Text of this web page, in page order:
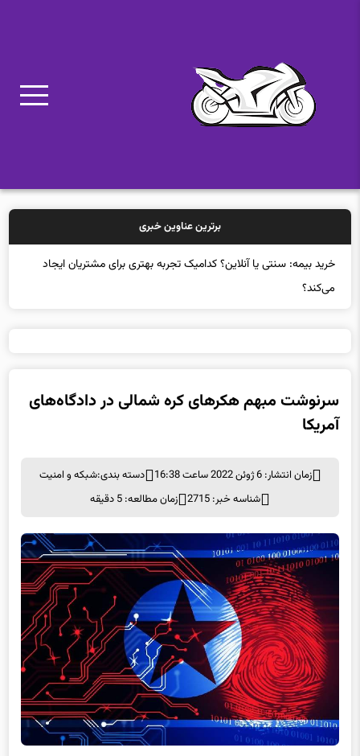
برترین عناوین خبری
زمان انتشار: 6 ژوئن 2022 ساعت 16:38
سرنوشت مبهم هکرهای کره شمالی در دادگاه‌های